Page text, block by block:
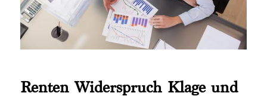
Renten Widerspruch Klage und